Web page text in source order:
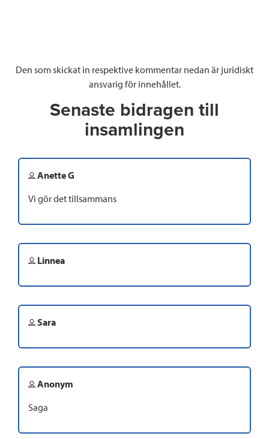
Den som skickat in respektive kommentar nedan är juridiskt
ansvarig för innehållet.
Senaste bidragen till
insamlingen
Anette G
Vi gör det tillsammans
Linnea
Sara
Anonym
Saga